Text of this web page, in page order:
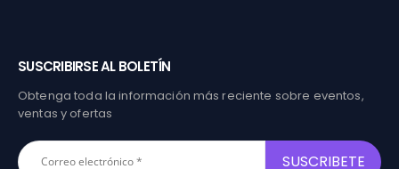
SUSCRIBIRSE AL BOLETÍN
Obtenga toda la información más reciente sobre eventos,
ventas y ofertas